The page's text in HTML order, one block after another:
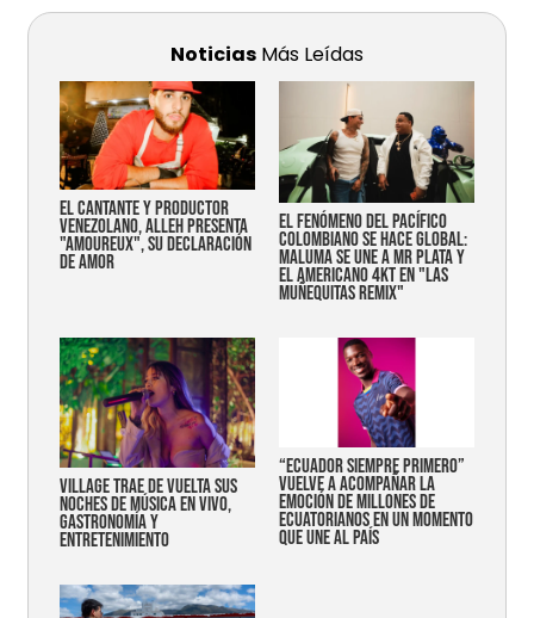
Noticias Más Leídas
EL CANTANTE Y PRODUCTOR
VENEZOLANO, ALLEH PRESENTA
"AMOUREUX", SU DECLARACIÓN
DE AMOR
EL FENÓMENO DEL PACÍFICO
COLOMBIANO SE HACE GLOBAL:
MALUMA SE UNE A MR PLATA Y
EL AMERICANO 4KT EN "LAS
MUÑEQUITAS REMIX"
Village trae de vuelta sus
noches de música en vivo,
gastronomía y
entretenimiento
“Ecuador siempre primero”
vuelve a acompañar la
emoción de millones de
ecuatorianos en un momento
que une al país